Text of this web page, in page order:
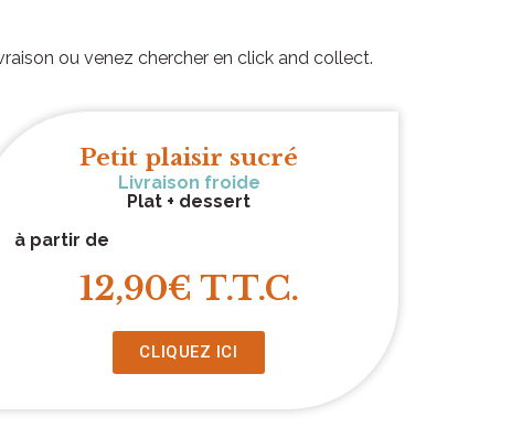
ou venez chercher en click and collect.
Petit plaisir sucré
Livraison froide
Plat + dessert
à partir de
12,90€ T.T.C.
CLIQUEZ ICI